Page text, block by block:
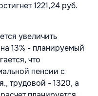
1221,24 руб.
увеличить
13% - планируемый
что
пенсии с
трудовой - 1320, а